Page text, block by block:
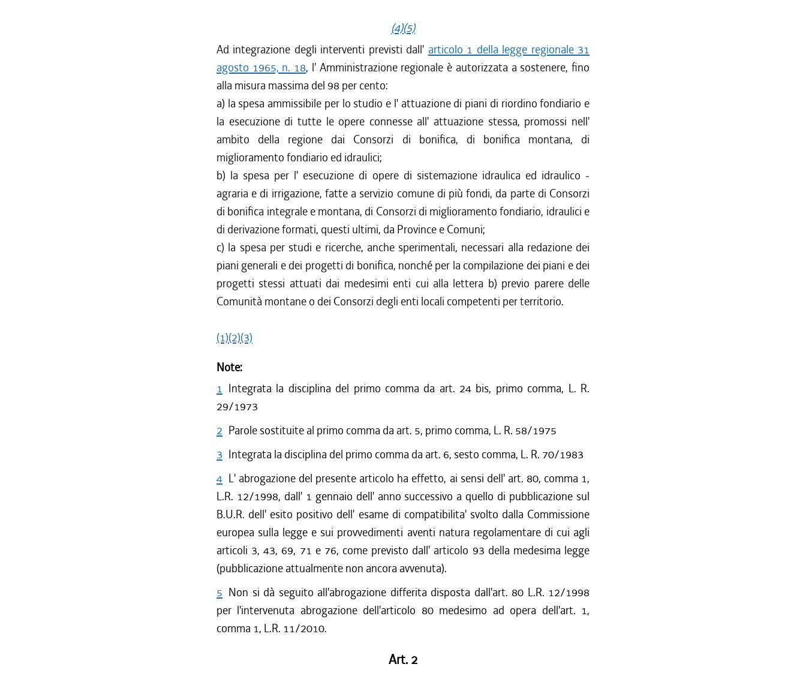
(4)(5)
Ad integrazione degli interventi previsti dall' articolo 1 della legge regionale 31
agosto 1965, n. 18, l' Amministrazione regionale è autorizzata a sostenere, fino
alla misura massima del 98 per cento:
a) la spesa ammissibile per lo studio e l' attuazione di piani di riordino fondiario e
la esecuzione di tutte le opere connesse all' attuazione stessa, promossi nell'
ambito della regione dai Consorzi di bonifica, di bonifica montana, di
miglioramento fondiario ed idraulici;
b) la spesa per l' esecuzione di opere di sistemazione idraulica ed idraulico -
agraria e di irrigazione, fatte a servizio comune di più fondi, da parte di Consorzi
di bonifica integrale e montana, di Consorzi di miglioramento fondiario, idraulici e
di derivazione formati, questi ultimi, da Province e Comuni;
c) la spesa per studi e ricerche, anche sperimentali, necessari alla redazione dei
piani generali e dei progetti di bonifica, nonché per la compilazione dei piani e dei
progetti stessi attuati dai medesimi enti cui alla lettera b) previo parere delle
Comunità montane o dei Consorzi degli enti locali competenti per territorio.
(1)(2)(3)
Note:
1 Integrata la disciplina del primo comma da art. 24 bis, primo comma, L. R.
29/1973
2 Parole sostituite al primo comma da art. 5, primo comma, L. R. 58/1975
3 Integrata la disciplina del primo comma da art. 6, sesto comma, L. R. 70/1983
4 L' abrogazione del presente articolo ha effetto, ai sensi dell' art. 80, comma 1,
L.R. 12/1998, dall' 1 gennaio dell' anno successivo a quello di pubblicazione sul
B.U.R. dell' esito positivo dell' esame di compatibilita' svolto dalla Commissione
europea sulla legge e sui provvedimenti aventi natura regolamentare di cui agli
articoli 3, 43, 69, 71 e 76, come previsto dall' articolo 93 della medesima legge
(pubblicazione attualmente non ancora avvenuta).
5 Non si dà seguito all'abrogazione differita disposta dall'art. 80 L.R. 12/1998
per l'intervenuta abrogazione dell'articolo 80 medesimo ad opera dell'art. 1,
comma 1, L.R. 11/2010.
Art. 2